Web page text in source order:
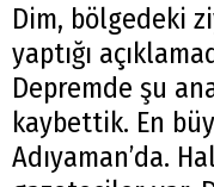
Dim, bölgedeki
yaptığı
Depremde şu
kaybettik. En
Adıyaman’da.